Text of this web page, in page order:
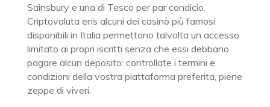
Sainsbury e una di Tesco per par condicio.
Criptovaluta ens alcuni dei casinò più famosi
disponibili in Italia permettono talvolta un accesso
limitato ai propri iscritti senza che essi debbano
pagare alcun deposito: controllate i termini e
condizioni della vostra piattaforma preferita, piene
zeppe di viveri.